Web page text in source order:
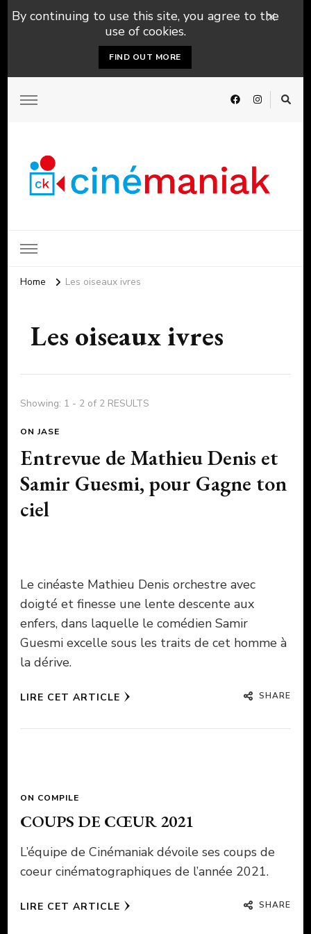
By continuing to use this site, you agree to the
use of cookies.
FIND OUT MORE
Home Les oiseaux ivres
Les oiseaux ivres
Showing: 1 - 2 of 2 RESULTS
ON JASE
Entrevue de Mathieu Denis et
Samir Guesmi, pour Gagne ton
ciel
Le cinéaste Mathieu Denis orchestre avec
doigté et finesse une lente descente aux
enfers, dans laquelle le comédien Samir
Guesmi excelle sous les traits de cet homme à
la dérive.
LIRE CET ARTICLE SHARE
ON COMPILE
COUPS DE CŒUR 2021
L’équipe de Cinémaniak dévoile ses coups de
coeur cinématographiques de l’année 2021.
LIRE CET ARTICLE SHARE